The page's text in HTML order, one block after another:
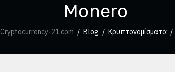
Monero
Cryptocurrency-21.com Blog Κρυπτονομίσματα